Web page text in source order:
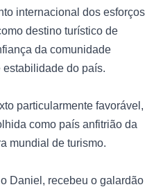
internacional dos esforços
destino turístico de
da comunidade
do país.
particularmente favorável,
como país anfitrião da
mundial de turismo.
Daniel, recebeu o galardão